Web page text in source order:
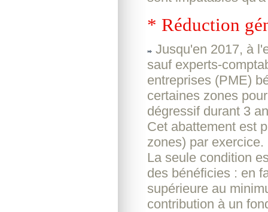
* Réduction
Jusqu'en 2017, à
sauf experts-
entreprises (PME)
certaines zones
dégressif durant 3
Cet abattement est
zones) par exercice.
La seule condition
des bénéficies : en
supérieure au
contribution à un